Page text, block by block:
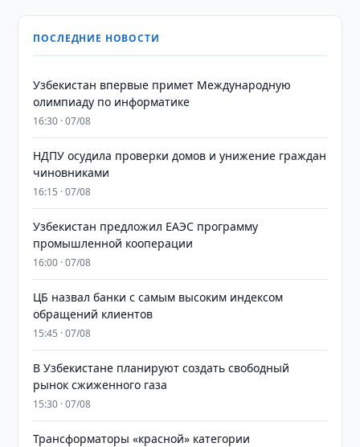
ПОСЛЕДНИЕ НОВОСТИ
Узбекистан впервые примет Международную
олимпиаду по информатике
16:30 · 07/08
НДПУ осудила проверки домов и унижение граждан
чиновниками
16:15 · 07/08
Узбекистан предложил ЕАЭС программу
промышленной кооперации
16:00 · 07/08
ЦБ назвал банки с самым высоким индексом
обращений клиентов
15:45 · 07/08
В Узбекистане планируют создать свободный
рынок сжиженного газа
15:30 · 07/08
Трансформаторы «красной» категории